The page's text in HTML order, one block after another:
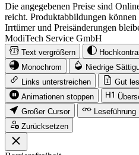
Die angegebenen Preise sind
reicht. Produktabbildungen
Irrtümer und Preisänderungen
ModiTech Service GmbH
Text vergrößern
Monochrom
Niedrige
Links unterstreichen
Gut
Animationen stoppen
Großer Cursor
Leseführung
Zurücksetzen